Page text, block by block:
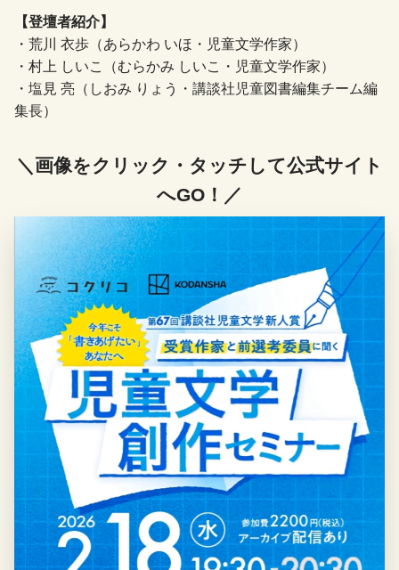
【登壇者紹介】
・荒川 衣歩（あらかわ いほ・児童文学作家）
・村上 しいこ（むらかみ しいこ・児童文学作家）
・塩見 亮（しおみ りょう・講談社児童図書編集チーム編
集長）
＼画像をクリック・タッチして公式サイト
へGO！／